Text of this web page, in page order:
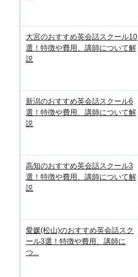
大宮のおすすめ英会話スクール10
選！特徴や費用、講師について解
説
新潟のおすすめ英会話スクール6
選！特徴や費用、講師について解
説
高知のおすすめ英会話スクール3
選！特徴や費用、講師について解
説
愛媛(松山)のおすすめ英会話スク
ール3選！特徴や費用、講師に
つ...